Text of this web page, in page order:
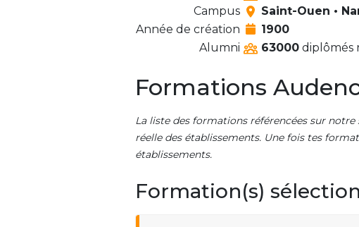
Campus
Saint-Ouen •
Année de création
1900
Alumni
63000 diplômés
Formations
La liste des formations référencées sur
réelle des établissements. Une fois tes
établissements.
Formation(s)